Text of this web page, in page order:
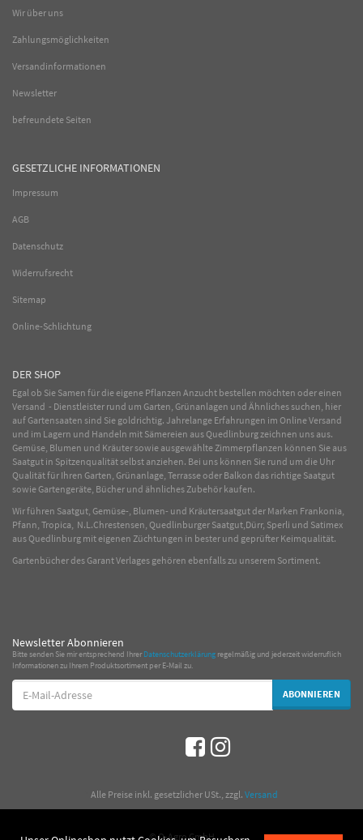
Wir über uns
Zahlungsmöglichkeiten
Versandinformationen
Newsletter
befreundete Seiten
GESETZLICHE INFORMATIONEN
Impressum
AGB
Datenschutz
Widerrufsrecht
Sitemap
Online-Schlichtung
DER SHOP
Egal ob Sie Samen für die eigene Pflanzen Anzucht bestellen möchten oder einen
Versand - Dienstleister rund um Garten, Grünanlagen und Ähnliches suchen, hier
auf Gartensaaten sind Sie goldrichtig. Jahrelange Erfahrungen im OnlineVersand
und im Lagern und Handeln mit Sämereien aus Quedlinburg zeichnen uns aus.
Gemüse, Blumen und Kräuter sowie ausgewählteZimmerpflanzen können Sie aus
Saatgut in Spitzenqualität selbst anziehen. Bei uns können Sie rund um die Uhr
Qualität für Ihren Garten, Grünanlage, Terrasse oder Balkon das richtige Saatgut
sowie Gartengeräte, Bücher und ähnliches Zubehör kaufen.
Wir führen Saatgut, Gemüse-, Blumen- und Kräutersaatgut der Marken Frankonia,
Pfann, Tropica, N.L.Chrestensen, Quedlinburger Saatgut,Dürr, Sperli und Satimex
aus Quedlinburg mit eigenen Züchtungen in bester und geprüfter Keimqualität.
Gartenbücher des Garant Verlages gehören ebenfalls zu unserem Sortiment.
Newsletter Abonnieren
Bitte senden Sie mir entsprechend IhrerDatenschutzerklärung regelmäßig und jederzeit widerruflich
Informationen zu Ihrem Produktsortiment per E-Mail zu.
E-
Mail-
Adresse
ABONNIEREN
Alle Preise inkl. gesetzlicher USt., zzgl. Versand
© Q-Agro GmbH